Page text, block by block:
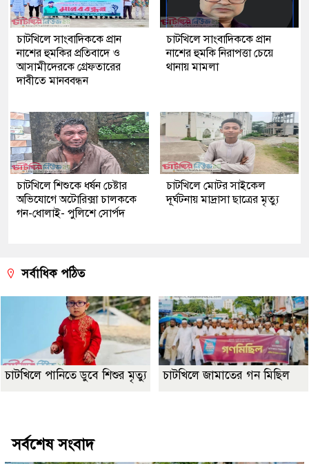
চাটখিলে সাংবাদিককে প্রান
নাশের হুমকির প্রতিবাদে ও
আসামীদেরকে গ্রেফতারের
দাবীতে মানববন্ধন
চাটখিলে সাংবাদিককে প্রান
নাশের হুমকি নিরাপত্তা চেয়ে
থানায় মামলা
চাটখিলে শিশুকে ধর্ষন চেষ্টার
অভিযোগে অটোরিক্সা চালককে
গন-ধোলাই- পুলিশে সোর্পদ
চাটখিলে মোটর সাইকেল
দূর্ঘটনায় মাদ্রাসা ছাত্রের মৃত্যু
সর্বাধিক পঠিত
চাটখিলে পানিতে ডুবে শিশুর মৃত্যু চাটখিলে জামাতের গন মিছিল
সর্বশেষ সংবাদ